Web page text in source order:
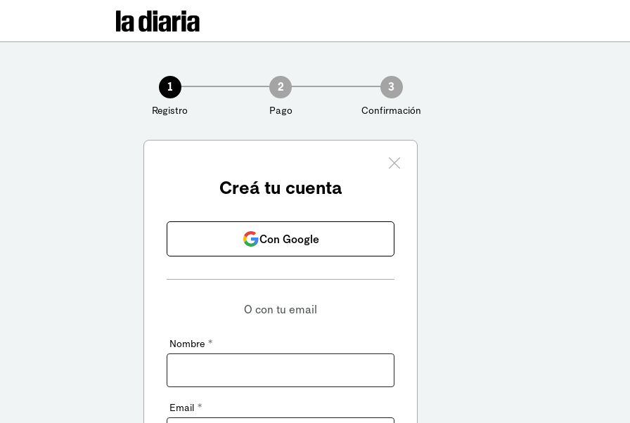
1
Registro
2
Pago
3
Confirmación
Creá tu cuenta
Con Google
O con tu email
Nombre *
Email *